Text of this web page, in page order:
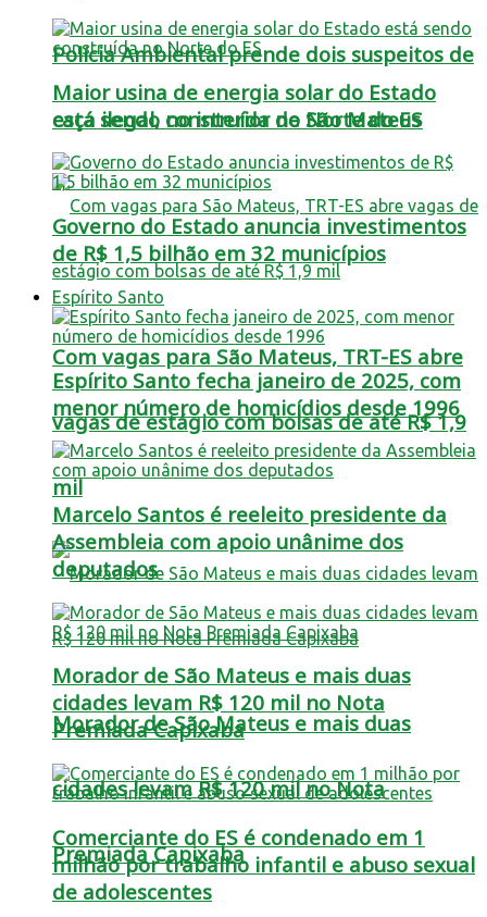
Polícia Ambiental prende dois suspeitos de
caça ilegal, no interior de São Mateus
Com vagas para São Mateus, TRT-ES abre
vagas de estágio com bolsas de até R$ 1,9
mil
Morador de São Mateus e mais duas
cidades levam R$ 120 mil no Nota
Premiada Capixaba
Maior usina de energia solar do Estado
está sendo construída no Norte do ES
Governo do Estado anuncia investimentos
de R$ 1,5 bilhão em 32 municípios
Espírito Santo
Espírito Santo fecha janeiro de 2025, com
menor número de homicídios desde 1996
Marcelo Santos é reeleito presidente da
Assembleia com apoio unânime dos
deputados
Morador de São Mateus e mais duas
cidades levam R$ 120 mil no Nota
Premiada Capixaba
Comerciante do ES é condenado em 1
milhão por trabalho infantil e abuso sexual
de adolescentes